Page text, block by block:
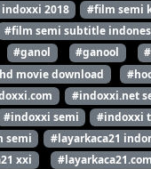
2018 #film semi
#film semi subtitle
#ganol #ganool
movie download
#indoxxi.net
#indoxxi semi #indoxxi
semi #layarkaca21
xxi #layarkaca21.com